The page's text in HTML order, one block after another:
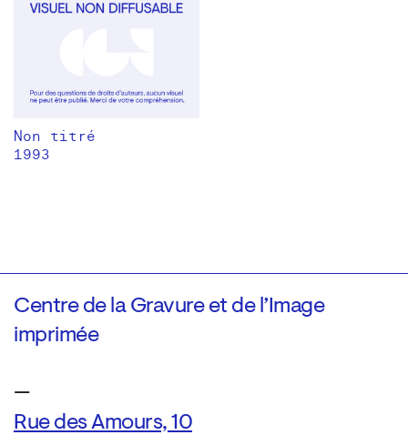
Non titré
1993
Centre de la Gravure et de l’Image
imprimée
—
Rue des Amours, 10